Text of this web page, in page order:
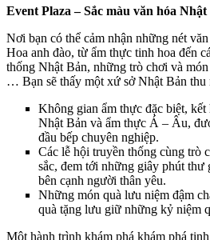
Event Plaza – Sắc màu văn hóa
Nơi bạn có thể cảm nhận những nét
Hoa anh đào, từ ẩm thực tinh hoa đến
thống Nhật Bản, những trò chơi và
… Bạn sẽ thấy một xứ sở Nhật Bản thu
Không gian ẩm thực đặc biệt,
Nhật Bản và ẩm thực Á – Âu,
đầu bếp chuyên nghiệp.
Các lễ hội truyền thống cùng trò
sắc, đem tới những giây phút thư
bên cạnh người thân yêu.
Những món quà lưu niệm đậm
quà tặng lưu giữ những kỷ niệm
Một hành trình khám phá khám phá